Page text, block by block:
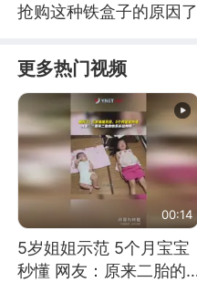
抢购这种铁盒子的原因了
更多热门视频
00:14
5岁姐姐示范 5个月宝宝
秒懂 网友：原来二胎的